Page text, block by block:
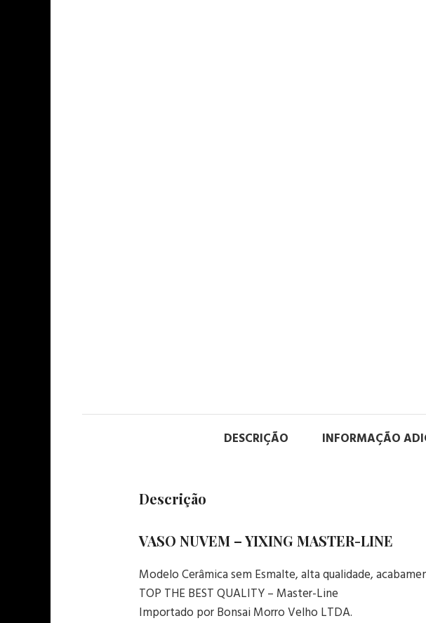
DESCRIÇÃO INFORMAÇÃO
Descrição
VASO NUVEM – YIXING MASTER-LINE
Modelo Cerâmica sem Esmalte, alta qualidade,
TOP THE BEST QUALITY – Master-Line
Importado por Bonsai Morro Velho LTDA.